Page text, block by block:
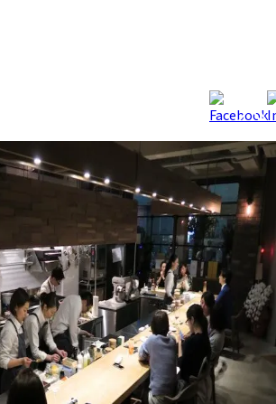
餐會等等。相信像這樣體驗「食」的文化的